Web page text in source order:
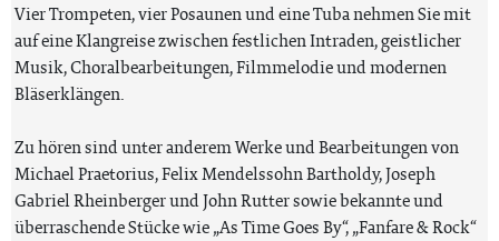
Vier Trompeten, vier Posaunen und eine Tuba nehmen Sie mit
auf eine Klangreise zwischen festlichen Intraden, geistlicher
Musik, Choralbearbeitungen, Filmmelodie und modernen
Bläserklängen.
Zu hören sind unter anderem Werke und Bearbeitungen von
Michael Praetorius, Felix Mendelssohn Bartholdy, Joseph
Gabriel Rheinberger und John Rutter sowie bekannte und
überraschende Stücke wie „As Time Goes By“, „Fanfare & Rock“